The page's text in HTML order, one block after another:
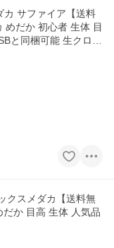
カ サファイア【送料
めだか 初心者 生体 目
と同梱可能 生クロレ
クスメダカ【送料無
か 目高 生体 人気品